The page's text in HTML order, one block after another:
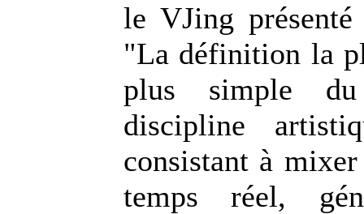
le VJing
"La définition la
plus simple
discipline
consistant à
temps réel,